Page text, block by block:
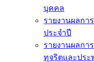
บุคคล
รายงานผลก
ประจำปี
รายงานผลกา
ทุจริตและประ